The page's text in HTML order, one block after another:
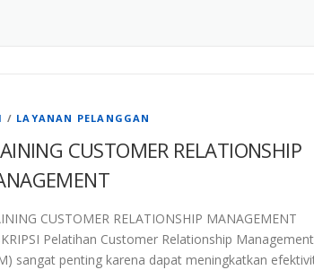
/ LAYANAN PELANGGAN
CUSTOMER RELATIONSHIP
CUSTOMER RELATIONSHIP MANAGEMENT
Pelatihan Customer Relationship Management
sangat penting karena dapat meningkatkan